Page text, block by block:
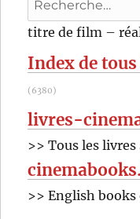
pour
titre de film –
Index de
(6380)
livres-
>> Tous les
>> English books